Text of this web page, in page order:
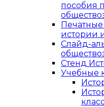
пособия
истории
Слайд-
Стенд
Учебные